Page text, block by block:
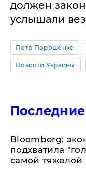
должен
услышали
Петр Порошенко
Новости Украины
Bloomberg:
подхватила
самой